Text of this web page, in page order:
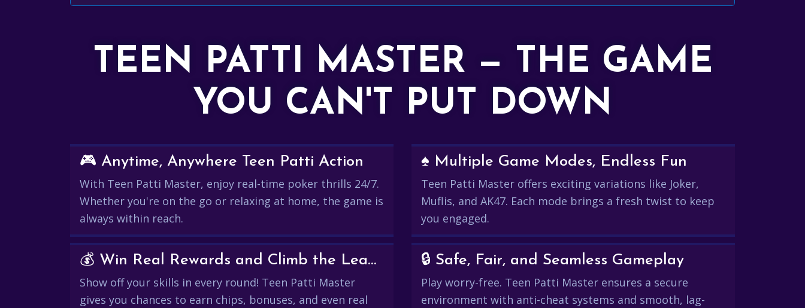
TEEN PATTI MASTER — THE GAME
YOU CAN'T PUT DOWN
🎮 Anytime, Anywhere Teen Patti Action
With Teen Patti Master, enjoy real-time poker thrills 24/7.
Whether you're on the go or relaxing at home, the game is
always within reach.
♠️ Multiple Game Modes, Endless Fun
Teen Patti Master offers exciting variations like Joker,
Muflis, and AK47. Each mode brings a fresh twist to keep
you engaged.
💰 Win Real Rewards and Climb the Leaderboard
Show off your skills in every round! Teen Patti Master
gives you chances to earn chips, bonuses, and even real
🔒 Safe, Fair, and Seamless Gameplay
Play worry-free. Teen Patti Master ensures a secure
environment with anti-cheat systems and smooth, lag-